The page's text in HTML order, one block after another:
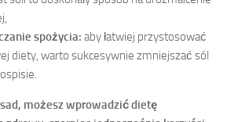
spożycia: aby łatwiej przystosować
diety, warto sukcesywnie zmniejszać sól
możesz wprowadzić dietę